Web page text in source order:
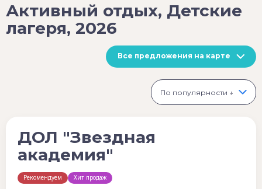
Активный отдых, Детские
лагеря, 2026
Все предложения на карте
По популярности ↓
ДОЛ "Звездная
академия"
Рекомендуем Хит продаж